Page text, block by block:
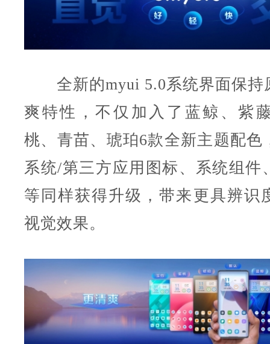
全新的myui 5.0系统界面保持
爽特性，不仅加入了蓝鲸、紫
桃、青苗、琥珀6款全新主题配色
系统/第三方应用图标、系统组件
等同样获得升级，带来更具辨识
视觉效果。